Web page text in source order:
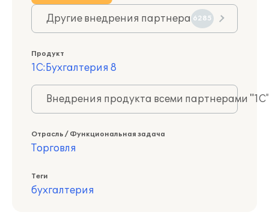
Другие внедрения партнера 6285
Продукт
1С:Бухгалтерия 8
Внедрения продукта всеми партнерами
Отрасль / Функциональная задача
Торговля
Теги
бухгалтерия